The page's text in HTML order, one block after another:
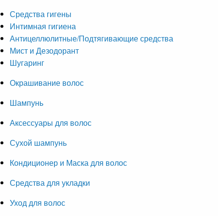
Средства гигены
Интимная гигиена
Антицеллюлитные/Подтягивающие средства
Мист и Дезодорант
Шугаринг
Окрашивание волос
Шампунь
Аксессуары для волос
Сухой шампунь
Кондиционер и Маска для волос
Средства для укладки
Уход для волос